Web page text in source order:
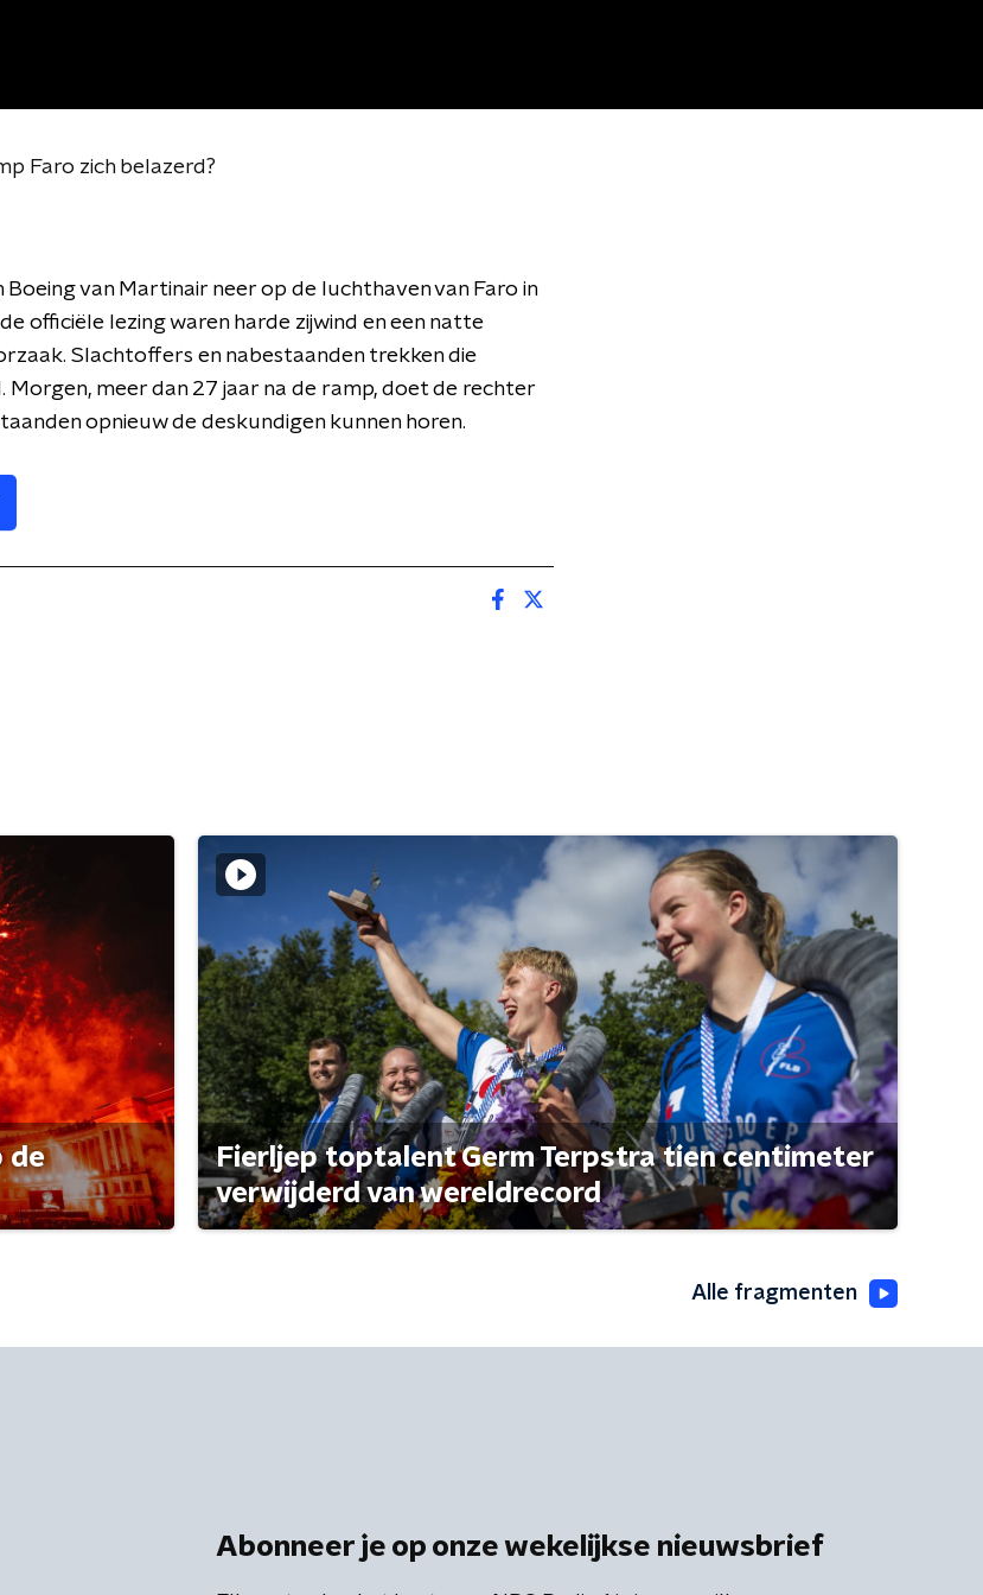
Faro zich belazerd?
Boeing van Martinair neer op de luchthaven van Faro in
officiële lezing waren harde zijwind en een natte
Slachtoffers en nabestaanden trekken die
Morgen, meer dan 27 jaar na de ramp, doet de rechter
opnieuw de deskundigen kunnen horen.
de
Fierljep toptalent Germ Terpstra tien centimeter
verwijderd van wereldrecord
Alle fragmenten
Abonneer je op onze wekelijkse nieuwsbrief